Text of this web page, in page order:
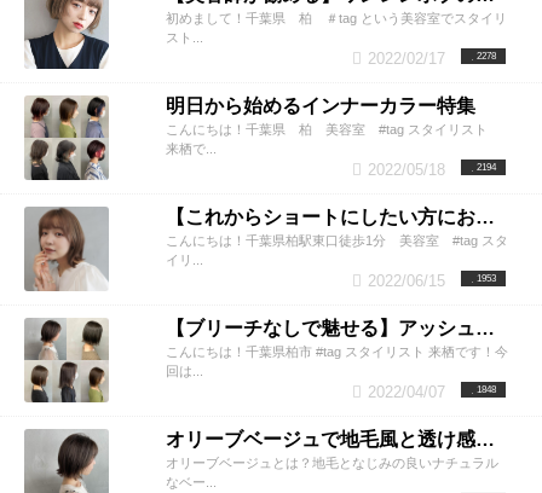
初めまして！千葉県 柏 ＃tag という美容室でスタイリ
スト...
2278
2022/02/17
明日から始めるインナーカラー特集
こんにちは！千葉県 柏 美容室 #tag スタイリスト
来栖で...
2194
2022/05/18
【これからショートにしたい方におすすめ！】長めショートボブの世界
こんにちは！千葉県柏駅東口徒歩1分 美容室 #tag スタ
イリ...
1953
2022/06/15
【ブリーチなしで魅せる】アッシュグレー 明るさ別でご紹介
こんにちは！千葉県柏市 #tag スタイリスト 来栖です！今
回は...
1848
2022/04/07
オリーブベージュで地毛風と透け感を！！
オリーブベージュとは？地毛となじみの良いナチュラル
なベー...